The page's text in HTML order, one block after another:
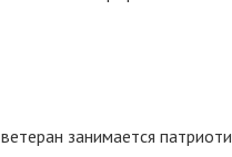
занимается